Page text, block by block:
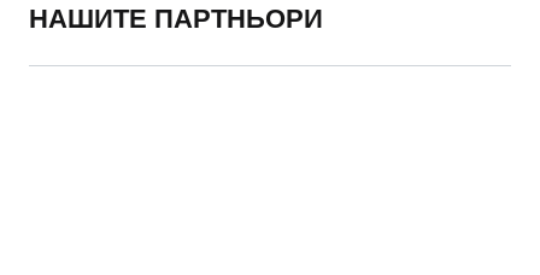
НАШИТЕ ПАРТНЬОРИ